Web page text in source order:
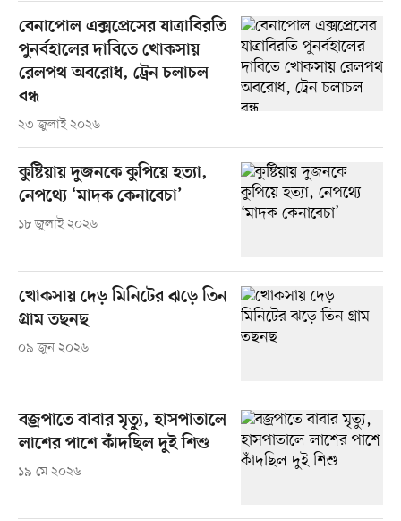
বেনাপোল এক্সপ্রেসের যাত্রাবিরতি
পুনর্বহালের দাবিতে খোকসায়
রেলপথ অবরোধ, ট্রেন চলাচল
বন্ধ
২৩ জুলাই ২০২৬
কুষ্টিয়ায় দুজনকে কুপিয়ে হত্যা,
নেপথ্যে ‘মাদক কেনাবেচা’
১৮ জুলাই ২০২৬
খোকসায় দেড় মিনিটের ঝড়ে তিন
গ্রাম তছনছ
০৯ জুন ২০২৬
বজ্রপাতে বাবার মৃত্যু, হাসপাতালে
লাশের পাশে কাঁদছিল দুই শিশু
১৯ মে ২০২৬